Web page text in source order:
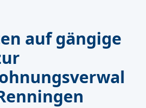
auf gängige